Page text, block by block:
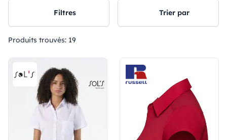
Filtres Trier par
Produits trouvés: 19